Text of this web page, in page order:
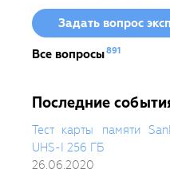
Задать вопрос
Все вопросы891
Последние
Тест карты памяти
UHS-I 256 ГБ
26.06.2020